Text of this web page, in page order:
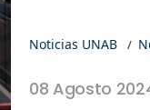
Noticias UNAB
08 Agosto